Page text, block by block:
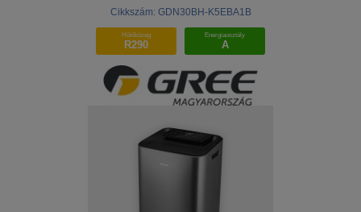
Cikkszám: GDN30BH-K5EBA1B
Hűtőközeg
R290
Energiaosztály
A